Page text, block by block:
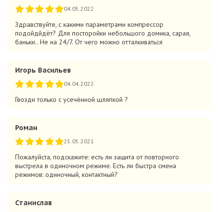
04.05.2022
Здравствуйте, с какими параметрами компрессор
подойдйдёт? Для посторойки небольшого домика, сарая,
баньки.. Не на 24/7. От чего можно отталкиваться
Игорь Васильев
04.04.2022
Гвозди только с усечённой шляпкой ?
Роман
25.05.2021
Пожалуйста, подскажите: есть ли защита от повторного
выстрела в одиночном режиме. Есть ли быстра смена
режимов: одиночный, контактный?
Станислав